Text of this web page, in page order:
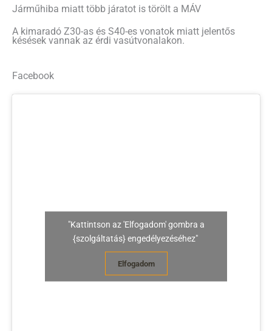
Járműhiba miatt több járatot is törölt a MÁV
A kimaradó Z30-as és S40-es vonatok miatt jelentős
késések vannak az érdi vasútvonalakon.
Facebook
"Kattintson az 'Elfogadom' gombra a
{szolgáltatás} engedélyezéséhez"
Elfogadom